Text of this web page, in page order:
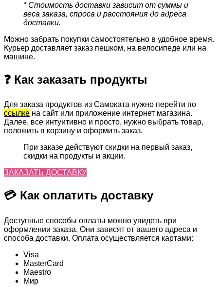
* Стоимость доставки зависит от суммы и
веса заказа, спроса и расстояния до адреса
доставки.
Можно забрать покупки самостоятельно в удобное время.
Курьер доставляет заказ пешком, на велосипеде или на
машине.
❓ Как заказать продукты
Для заказа продуктов из Самоката нужно перейти по
ссылке на сайт или приложение интернет магазина.
Далее, все интуитивно и просто, нужно выбрать товар,
положить в корзину и оформить заказ.
При заказе действуют скидки на первый заказ,
скидки на продукты и акции.
ЗАКАЗАТЬ ДОСТАВКУ
💳 Как оплатить доставку
Доступные способы оплаты можно увидеть при
оформлении заказа. Они зависят от вашего адреса и
способа доставки. Оплата осуществляется картами:
Visa
MasterСard
Maestro
Мир